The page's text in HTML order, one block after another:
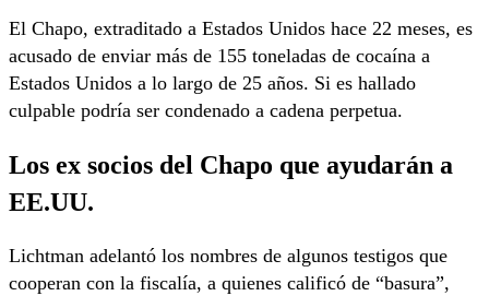
El Chapo, extraditado a Estados Unidos hace 22 meses, es
acusado de enviar más de 155 toneladas de cocaína a
Estados Unidos a lo largo de 25 años. Si es hallado
culpable podría ser condenado a cadena perpetua.
Los ex socios del Chapo que ayudarán a
EE.UU.
Lichtman adelantó los nombres de algunos testigos que
cooperan con la fiscalía, a quienes calificó de “basura”,